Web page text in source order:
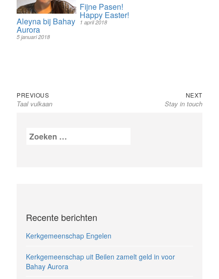
Aleyna bij Bahay
Aurora
5 januari 2018
Fijne Pasen!
Happy Easter!
1 april 2018
Bericht
navigatie
PREVIOUSPrevious
post:
Taal vulkaan
NEXTNext
post:
Stay in touch
Zoeken
naar:
Recente berichten
Kerkgemeenschap Engelen
Kerkgemeenschap uit Beilen zamelt geld in voor
Bahay Aurora